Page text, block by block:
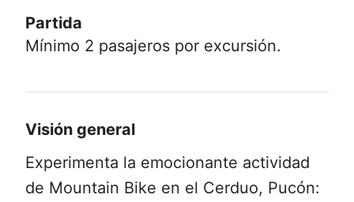
Partida
Mínimo 2 pasajeros por excursión.
Visión general
Experimenta la emocionante actividad
de Mountain Bike en el Cerduo, Pucón: